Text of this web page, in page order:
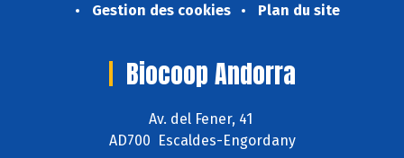
Gestion des cookies
Plan du site
Biocoop Andorra
Av. del Fener, 41
AD700 Escaldes-Engordany